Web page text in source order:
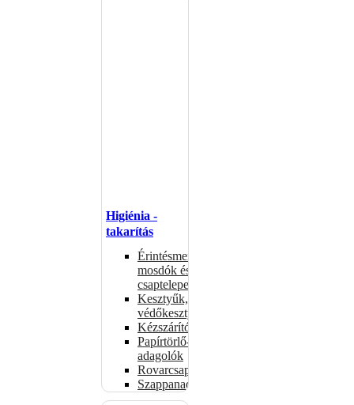
Higiénia -
takarítás
Érintésmentes
mosdók és
csaptelepek
Kesztyűk,
védőkesztyűk
Kézszárítók
Papírtörlő-
adagolók
Rovarcsapdák
Szappanadagolók